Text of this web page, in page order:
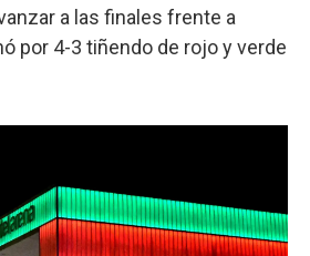
a las finales frente a
por 4-3 tiñendo de rojo y verde